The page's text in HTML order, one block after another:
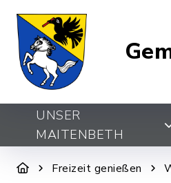
UNSER
MAITENBETH
Freizeit genießen